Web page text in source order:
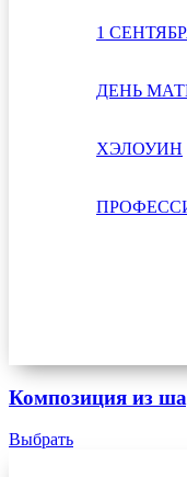
1
ДЕНЬ
ХЭЛОУИН
Композиция из
Выбрать